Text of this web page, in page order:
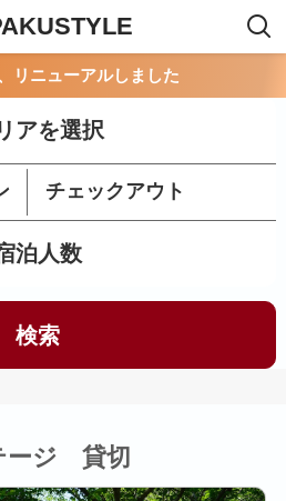
リニューアルしました
アを選択
チェックアウト
泊人数
検索
ージ 貸切